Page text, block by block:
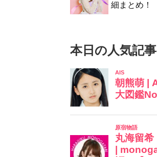
細まとめ！
本日の人気記